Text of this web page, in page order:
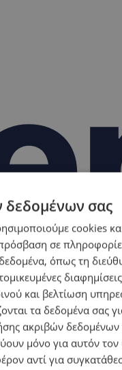
σας
cookies
σε
όπως τη
και βελτίωση
τα δεδομένα σας
ακριβών
μόνο για αυτόν
αντί για